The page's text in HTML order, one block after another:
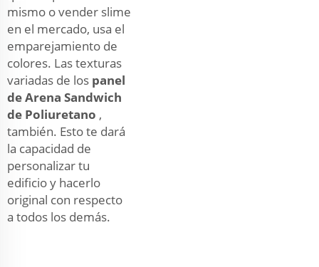
mismo o vender slime
en el mercado, usa el
emparejamiento de
colores. Las texturas
variadas de los panel
de Arena Sandwich
de Poliuretano ,
también. Esto te dará
la capacidad de
personalizar tu
edificio y hacerlo
original con respecto
a todos los demás.